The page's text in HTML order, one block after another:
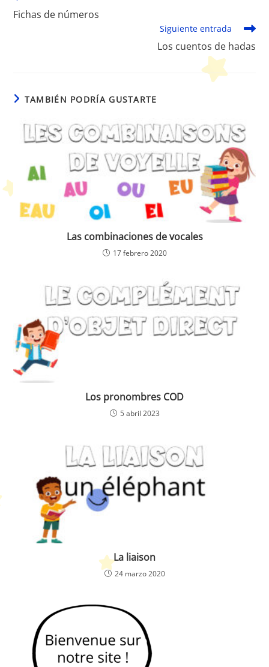
artículos
Fichas de números
Siguiente entrada
Los cuentos de hadas
TAMBIÉN PODRÍA GUSTARTE
Las combinaciones de vocales
17 febrero 2020
Los pronombres COD
5 abril 2023
La liaison
24 marzo 2020